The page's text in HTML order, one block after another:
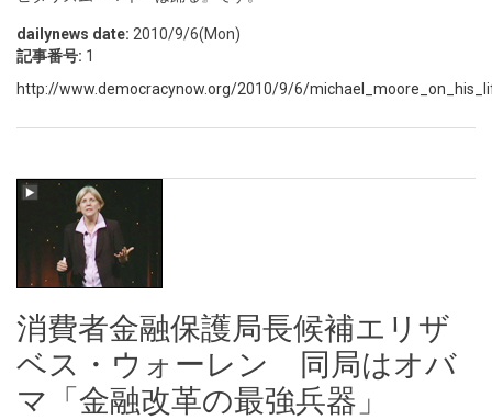
dailynews date: 2010/9/6(Mon)
記事番号: 1
http://www.democracynow.org/2010/9/6/
消費者金融保護局長候補エリザ
ベス・ウォーレン 同局はオバ
マ「金融改革の最強兵器」